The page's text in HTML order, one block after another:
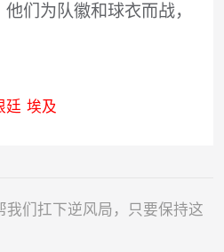
们为队徽和球衣而战，
廷 埃及
我们扛下逆风局，只要保持这